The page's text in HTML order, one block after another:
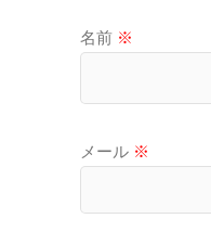
名前 ※
メール ※